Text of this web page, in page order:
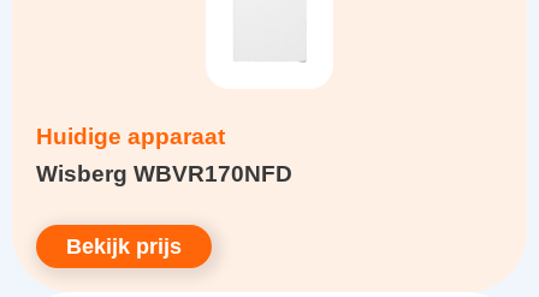
Huidige apparaat
Wisberg WBVR170NFD
Bekijk prijs